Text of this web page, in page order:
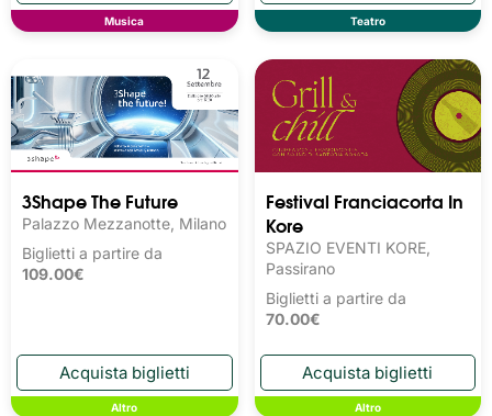
Musica Teatro
3Shape The Future
Palazzo Mezzanotte, Milano
Biglietti a partire da
109.00€
Altro
Festival Franciacorta In
Kore
SPAZIO EVENTI KORE,
Passirano
Biglietti a partire da
70.00€
Altro